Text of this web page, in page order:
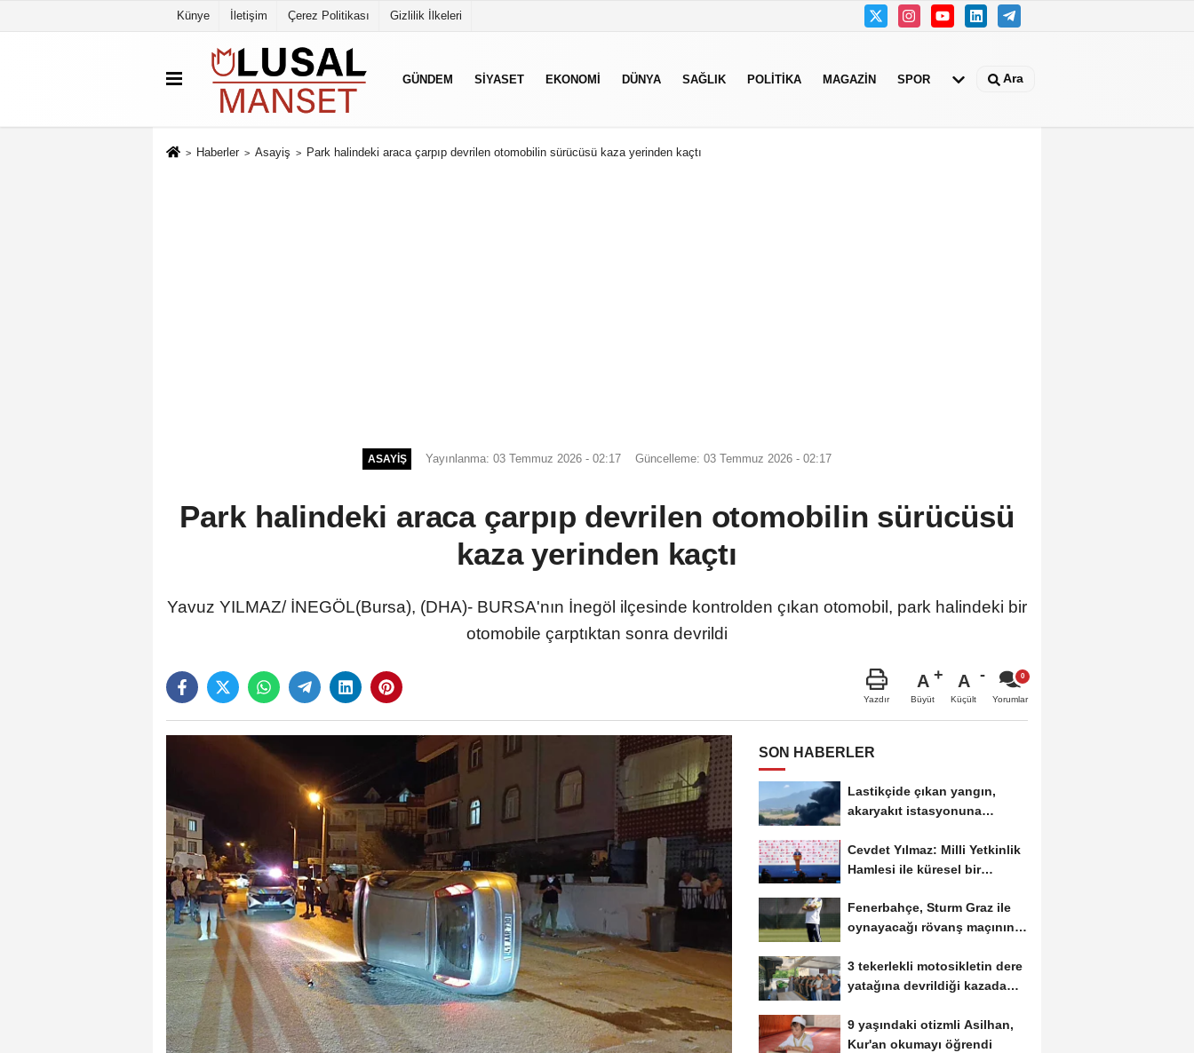
Künye İletişim Çerez Politikası Gizlilik İlkeleri
GÜNDEM SIYASET EKONOMI DÜNYA SAĞLIK POLITIKA MAGAZIN SPOR Ara
Haberler Asayiş Park halindeki araca çarpıp devrilen otomobilin sürücüsü kaza yerinden kaçtı
ASAYIŞ Yayınlanma: 03 Temmuz 2026 - 02:17 Güncelleme: 03 Temmuz 2026 - 02:17
Park halindeki araca çarpıp devrilen otomobilin sürücüsü
kaza yerinden kaçtı
Yavuz YILMAZ/ İNEGÖL(Bursa), (DHA)- BURSA'nın İnegöl ilçesinde kontrolden çıkan otomobil, park halindeki bir
otomobile çarptıktan sonra devrildi
Yazdır
A
Büyüt
A
Küçült Yorumlar
SON HABERLER
Lastikçide çıkan yangın,
akaryakıt istasyonuna
Cevdet Yılmaz: Milli Yetkinlik
Hamlesi ile küresel bir
Fenerbahçe, Sturm Graz ile
oynayacağı rövanş maçının
3 tekerlekli motosikletin dere
yatağına devrildiği kazada
9 yaşındaki otizmli Asilhan,
Kur'an okumayı öğrendi